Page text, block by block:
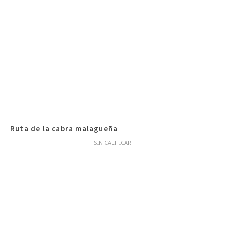
Ruta de la cabra malagueña
SIN CALIFICAR